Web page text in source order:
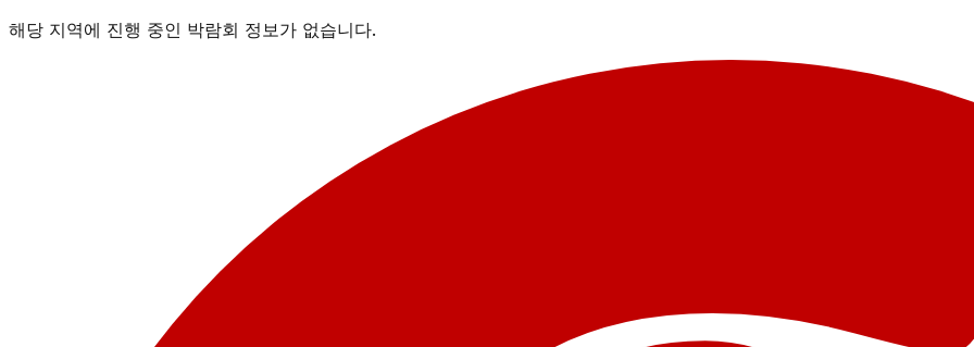
해당 지역에 진행 중인 박람회 정보가 없습니다.